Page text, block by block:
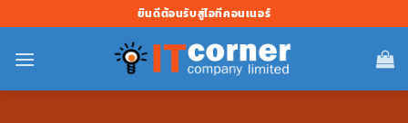
ไป
ยัง
ยินดีต้อนรับสู่ไอทีคอนเนอร์